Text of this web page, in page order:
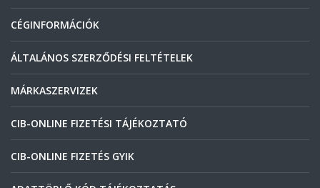
CÉGINFORMÁCIÓK
ÁLTALÁNOS SZERZŐDÉSI FELTÉTELEK
MÁRKASZERVIZEK
CIB-ONLINE FIZETÉSI TÁJÉKOZTATÓ
CIB-ONLINE FIZETÉS GYIK